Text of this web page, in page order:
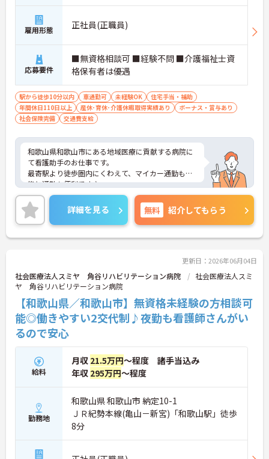
雇用形態 正社員(正職員)
応募要件
■無資格相談可 ■経験不問 ■介護福祉士資
格保有者は優遇
駅から徒歩10分以内 車通勤可 未経験OK
住宅手当・補助
年間休日110日以上
産休･育休･介護休暇取得実績あり
ボーナス・賞与あり
社会保険完備
交通費支給
和歌山県和歌山市にある地域医療に貢献する病院に
て看護助手のお仕事です。
最寄駅より徒歩圏内にくわえて、マイカー通勤も可
能と通勤も便利です♪
ご興味ある方には、面接対策ポイントなど、さらに
詳細をお話しいたしますのでお気軽にご相談くださ
い。
詳細を見る 無料 紹介してもらう
更新日：2026年06月04日
社会医療法人スミヤ 角谷リハビリテーション病院
社会医療法人スミ
ヤ 角谷リハビリテーション病院
【和歌山県／和歌山市】無資格未経験の方相談可
能◎働きやすい2交代制♪夜勤も看護師さんがい
るので安心
給料
月収 21.5万円～程度 諸手当込み
年収 295万円～程度
勤務地
和歌山県 和歌山市 納定10-1
ＪＲ紀勢本線(亀山－新宮)「和歌山駅」徒歩
8分